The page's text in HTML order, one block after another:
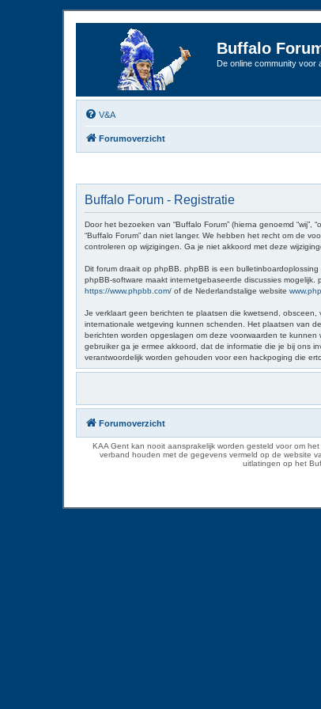
Buffalo
De online community voor
V&A
Forumoverzicht
Buffalo Forum - Registratie
Door het bezoeken van “Buffalo Forum” (hierna genoemd
“Buffalo Forum” dan niet langer. We hebben het recht om de
controleren op wijzigingen. Ga je niet akkoord met deze
Dit forum draait op phpBB. phpBB is een
phpBB-software maakt internetgebaseerde discussies
https://www.phpbb.com/ of de Nederlandstalige website
Je verklaart geen berichten te plaatsen die kwetsend,
internationale wetgeving kunnen schenden. Het plaatsen van
berichten worden opgeslagen om deze voorwaarden te
gebruiker ga je ermee akkoord, dat de informatie die je bij ons
verantwoordelijk worden gehouden voor een hackpoging die
Forumoverzicht
KAA Gent kan nooit aansprakelijk worden gesteld voor om
verband houden met de gegevens vermeld op de website
uitlatingen op het